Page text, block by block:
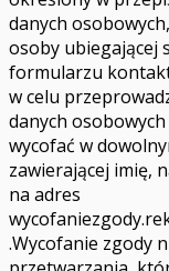
danych
osoby ubiegającej
formularzu
w celu
danych
wycofać w
zawierającej imię,
na adres
.Wycofanie zgody